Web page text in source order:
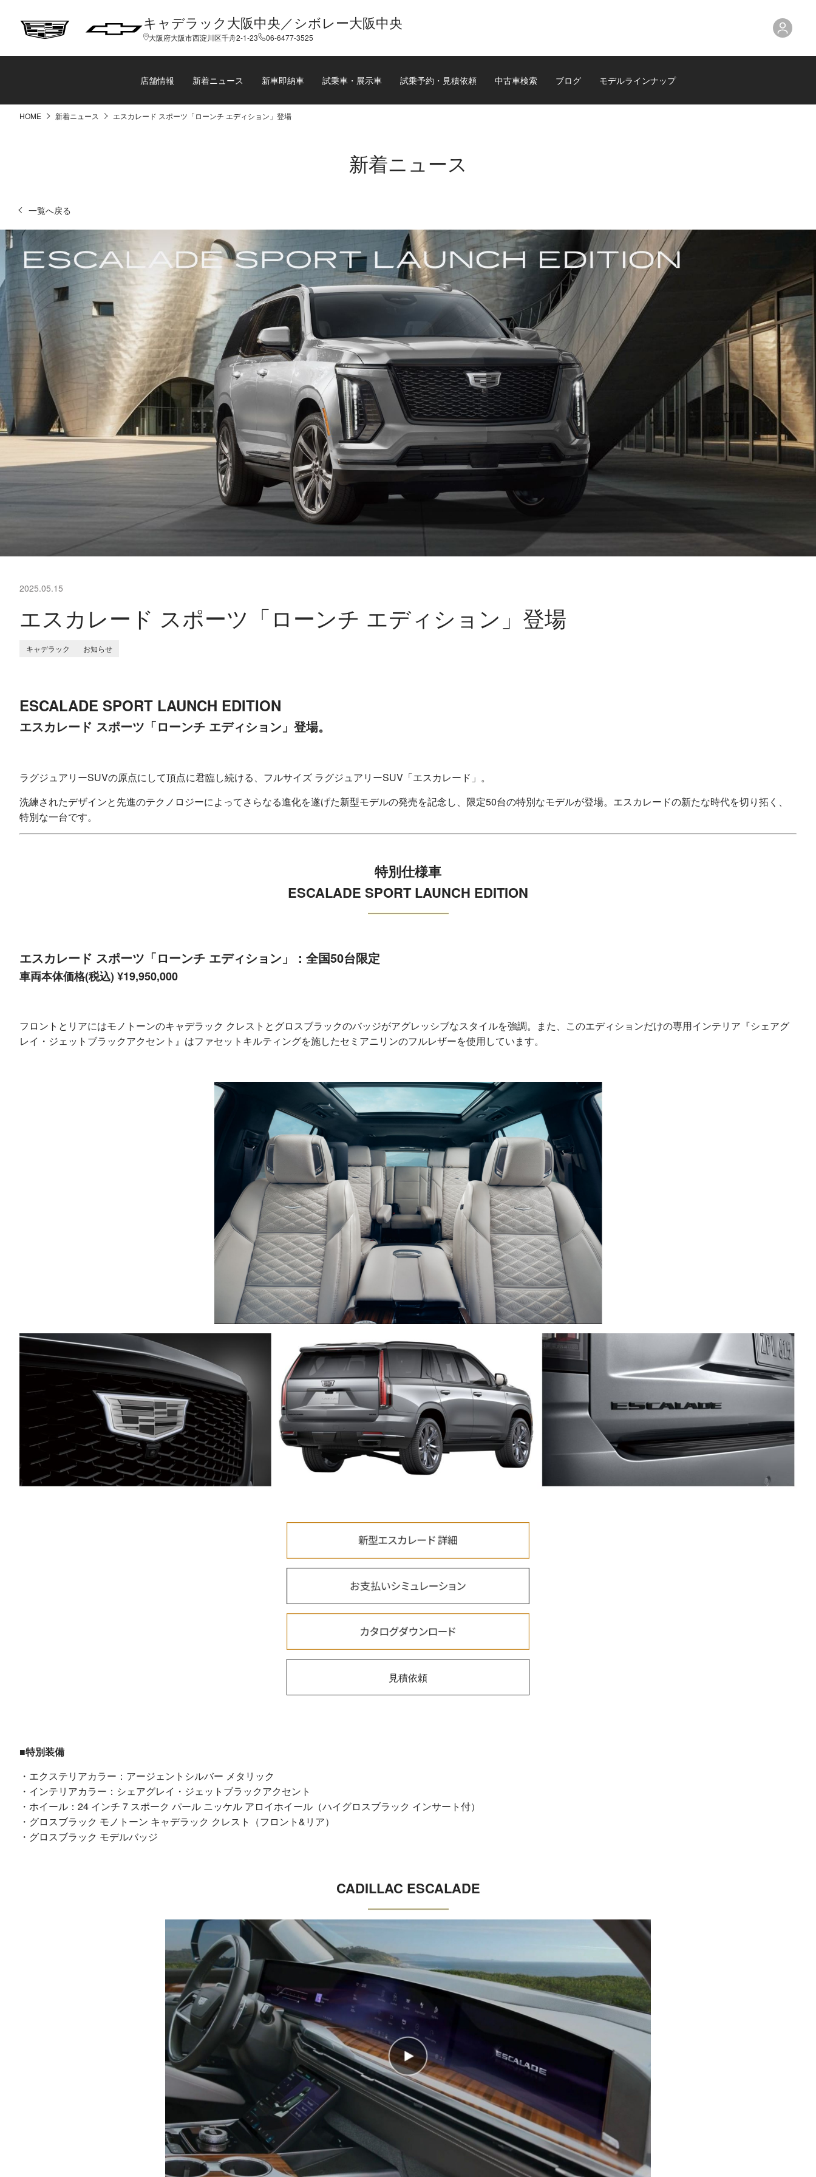
キャデラック大阪中央／シボレー大阪中央
大阪府大阪市西淀川区千舟2-1-23 06-6477-3525
店舗情報 新着ニュース 新車即納車 試乗車・展示車 試乗予約・見積依頼 中古車検索 ブログ モデルラインナップ
HOME 新着ニュース エスカレード スポーツ「ローンチ エディション」登場
新着ニュース
一覧へ戻る
2025.05.15
エスカレード スポーツ「ローンチ エディション」登場
キャデラック お知らせ
ESCALADE SPORT LAUNCH EDITION
エスカレード スポーツ「ローンチ エディション」登場。
ラグジュアリーSUVの原点にして頂点に君臨し続ける、フルサイズ ラグジュアリーSUV「エスカレード」。
洗練されたデザインと先進のテクノロジーによってさらなる進化を遂げた新型モデルの発売を記念し、限定50台の特別なモデルが登場。エスカレードの新たな時代を切り拓く、
特別な一台です。
特別仕様車
ESCALADE SPORT LAUNCH EDITION
エスカレード スポーツ「ローンチ エディション」：全国50台限定
車両本体価格(税込) ¥19,950,000
フロントとリアにはモノトーンのキャデラック クレストとグロスブラックのバッジがアグレッシブなスタイルを強調。また、このエディションだけの専用インテリア『シェアグ
レイ・ジェットブラックアクセント』はファセットキルティングを施したセミアニリンのフルレザーを使用しています。
見積依頼
■特別装備
・エクステリアカラー：アージェントシルバー メタリック
・インテリアカラー：シェアグレイ・ジェットブラックアクセント
・ホイール：24 インチ 7 スポーク パール ニッケル アロイホイール（ハイグロスブラック インサート付）
・グロスブラック モノトーン キャデラック クレスト（フロント&リア）
・グロスブラック モデルバッジ
CADILLAC ESCALADE